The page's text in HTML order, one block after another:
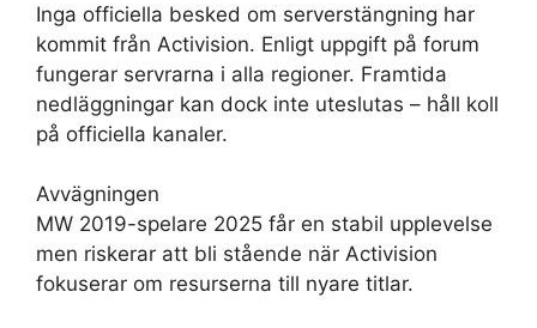
Inga officiella besked om serverstängning har
kommit från Activision. Enligt uppgift på forum
fungerar servrarna i alla regioner. Framtida
nedläggningar kan dock inte uteslutas – håll koll
på officiella kanaler.
Avvägningen
MW 2019-spelare 2025 får en stabil upplevelse
men riskerar att bli stående när Activision
fokuserar om resurserna till nyare titlar.